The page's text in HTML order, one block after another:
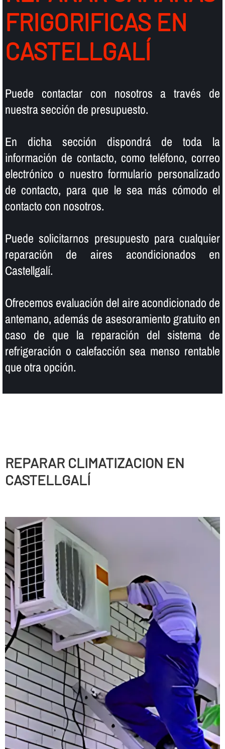
FRIGORIFICAS EN
CASTELLGALÍ
Puede contactar con nosotros a través de
nuestra sección de presupuesto.
En dicha sección dispondrá de toda la
información de contacto, como teléfono, correo
electrónico o nuestro formulario personalizado
de contacto, para que le sea más cómodo el
contacto con nosotros.
Puede solicitarnos presupuesto para cualquier
reparación de aires acondicionados en
Castellgalí.
Ofrecemos evaluación del aire acondicionado de
antemano, además de asesoramiento gratuito en
caso de que la reparación del sistema de
refrigeración o calefacción sea menso rentable
que otra opción.
REPARAR CLIMATIZACION EN
CASTELLGALÍ